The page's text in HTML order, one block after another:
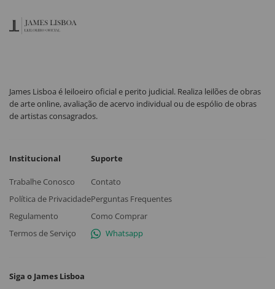
James Lisboa é leiloeiro oficial e perito judicial. Realiza leilões de obras
de arte online, avaliação de acervo individual ou de espólio de obras
de artistas consagrados.
Institucional
Trabalhe Conosco
Política de Privacidade
Regulamento
Termos de Serviço
Suporte
Contato
Perguntas Frequentes
Como Comprar
Whatsapp
Siga o James Lisboa